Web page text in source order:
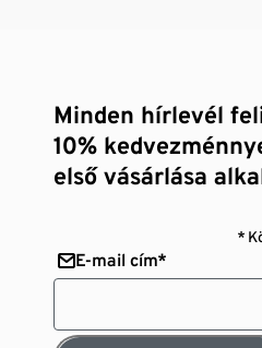
Minden hírlevél
10%
első vásárlása
*
E-mail cím*